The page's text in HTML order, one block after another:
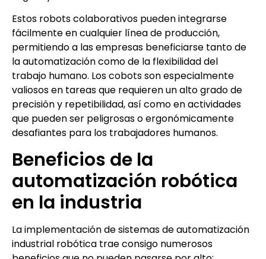
Estos robots colaborativos pueden integrarse
fácilmente en cualquier línea de producción,
permitiendo a las empresas beneficiarse tanto de
la automatización como de la flexibilidad del
trabajo humano. Los cobots son especialmente
valiosos en tareas que requieren un alto grado de
precisión y repetibilidad, así como en actividades
que pueden ser peligrosas o ergonómicamente
desafiantes para los trabajadores humanos.
Beneficios de la
automatización robótica
en la industria
La implementación de sistemas de automatización
industrial robótica trae consigo numerosos